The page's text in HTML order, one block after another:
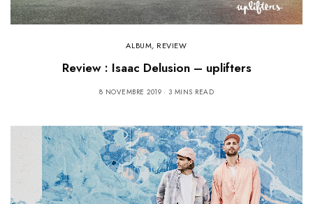
ALBUM, REVIEW
Review : Isaac Delusion – uplifters
8 NOVEMBRE 2019 3 MINS READ